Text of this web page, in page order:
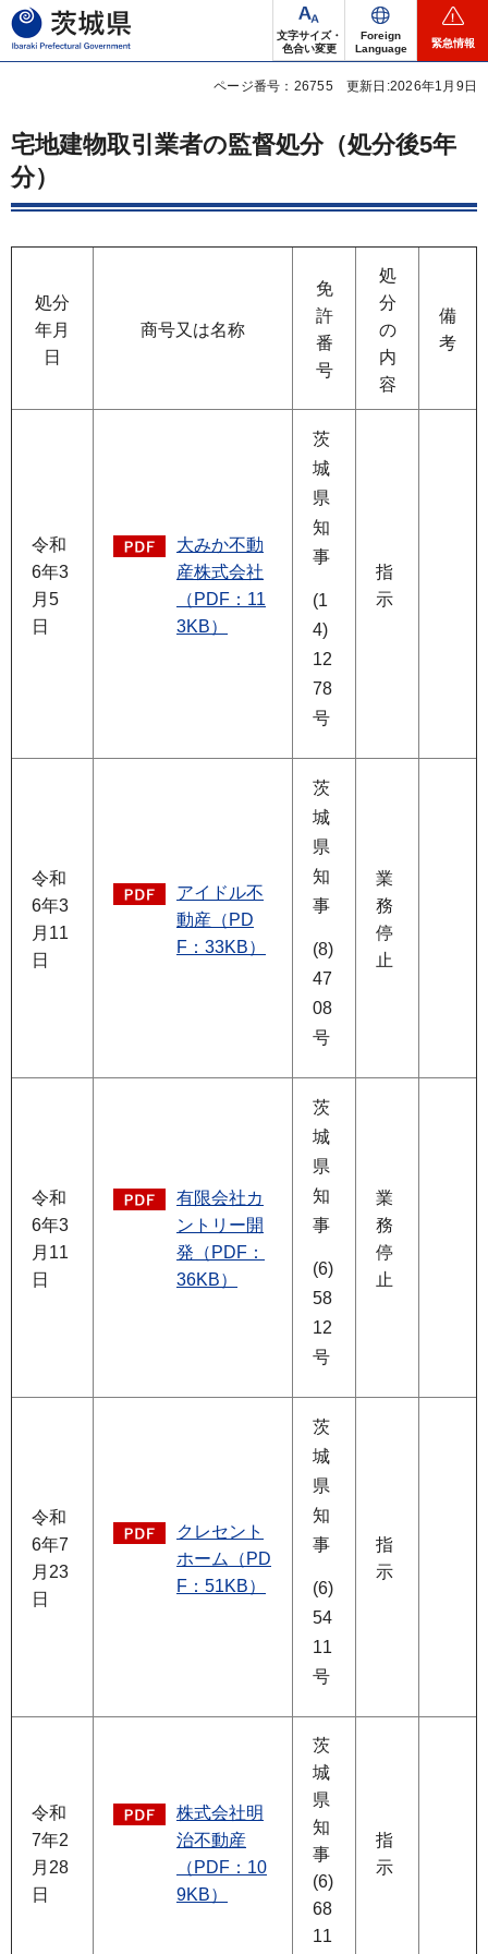
茨城県
文字サイズ・
色合い変更
Foreign
Language
緊急情報
ページ番号：26755 更新日:2026年1月9日
宅地建物取引業者の監督処分（処分後5年
分）
処分
年月
日
商号又は名称
免
許
番
号
処
分
の
内
容
備
考
令和
6年3
月5
日
大みか不動
産株式会社
（PDF：11
3KB）
茨
城
県
知
事
(1
4)
12
78
号
指
示
令和
6年3
月11
日
アイドル不
動産（PD
F：33KB）
茨
城
県
知
事
(8)
47
08
号
業
務
停
止
令和
6年3
月11
日
有限会社カ
ントリー開
発（PDF：
36KB）
茨
城
県
知
事
(6)
58
12
号
業
務
停
止
令和
6年7
月23
日
クレセント
ホーム（PD
F：51KB）
茨
城
県
知
事
(6)
54
11
号
指
示
令和
7年2
月28
日
株式会社明
治不動産
（PDF：10
9KB）
茨
城
県
知
事
(6)
68
11
指
示